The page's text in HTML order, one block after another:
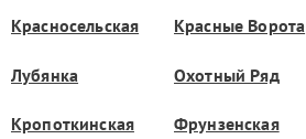
Красносельская
Красные Ворота
Лубянка Охотный Ряд
Кропоткинская
Фрунзенская